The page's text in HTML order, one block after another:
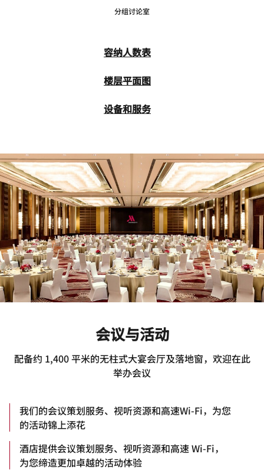
分组讨论室
容纳人数表
楼层平面图
设备和服务
会议与活动
配备约 1,400 平米的无柱式大宴会厅及落地窗，欢迎在此
举办会议
我们的会议策划服务、视听资源和高速Wi-Fi，为您
的活动锦上添花
酒店提供会议策划服务、视听资源和高速 Wi-Fi，
为您缔造更加卓越的活动体验